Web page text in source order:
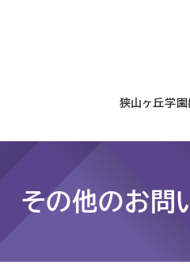
狭山ヶ丘学
その他のお問